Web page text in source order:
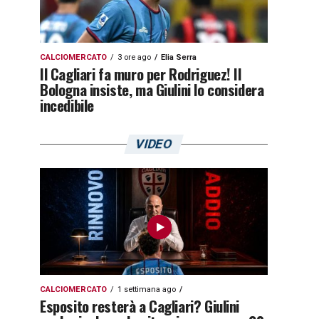
CALCIOMERCATO 3 ore ago Elia Serra
Il Cagliari fa muro per Rodriguez! Il
Bologna insiste, ma Giulini lo considera
incedibile
VIDEO
CALCIOMERCATO 1 settimana ago
Esposito resterà a Cagliari? Giulini